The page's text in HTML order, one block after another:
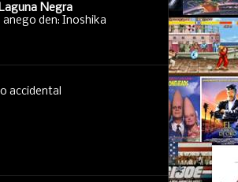
Negra
anego den: Inoshika
accidental